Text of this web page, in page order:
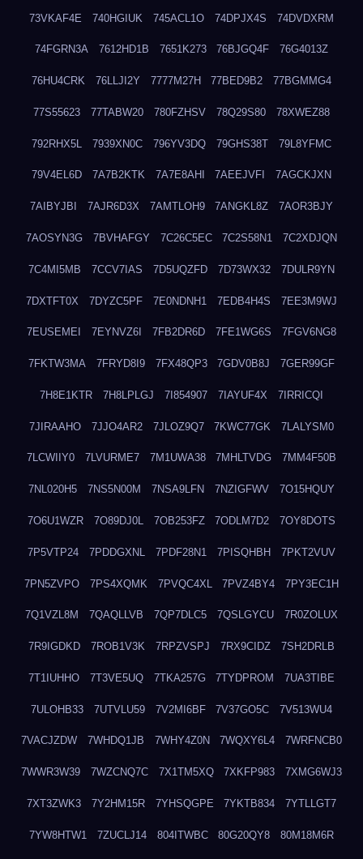
73VKAF4E 740HGIUK 745ACL1O 74DPJX4S 74DVDXRM
74FGRN3A 7612HD1B 7651K273 76BJGQ4F 76G4013Z
76HU4CRK 76LLJI2Y 7777M27H 77BED9B2 77BGMMG4
77S55623 77TABW20 780FZHSV 78Q29S80 78XWEZ88
792RHX5L 7939XN0C 796YV3DQ 79GHS38T 79L8YFMC
79V4EL6D 7A7B2KTK 7A7E8AHI 7AEEJVFI 7AGCKJXN
7AIBYJBI 7AJR6D3X 7AMTLOH9 7ANGKL8Z 7AOR3BJY
7AOSYN3G 7BVHAFGY 7C26C5EC 7C2S58N1 7C2XDJQN
7C4MI5MB 7CCV7IAS 7D5UQZFD 7D73WX32 7DULR9YN
7DXTFT0X 7DYZC5PF 7E0NDNH1 7EDB4H4S 7EE3M9WJ
7EUSEMEI 7EYNVZ6I 7FB2DR6D 7FE1WG6S 7FGV6NG8
7FKTW3MA 7FRYD8I9 7FX48QP3 7GDV0B8J 7GER99GF
7H8E1KTR 7H8LPLGJ 7I854907 7IAYUF4X 7IRRICQI
7JIRAAHO 7JJO4AR2 7JLOZ9Q7 7KWC77GK 7LALYSM0
7LCWIIY0 7LVURME7 7M1UWA38 7MHLTVDG 7MM4F50B
7NL020H5 7NS5N00M 7NSA9LFN 7NZIGFWV 7O15HQUY
7O6U1WZR 7O89DJ0L 7OB253FZ 7ODLM7D2 7OY8DOTS
7P5VTP24 7PDDGXNL 7PDF28N1 7PISQHBH 7PKT2VUV
7PN5ZVPO 7PS4XQMK 7PVQC4XL 7PVZ4BY4 7PY3EC1H
7Q1VZL8M 7QAQLLVB 7QP7DLC5 7QSLGYCU 7R0ZOLUX
7R9IGDKD 7ROB1V3K 7RPZVSPJ 7RX9CIDZ 7SH2DRLB
7T1IUHHO 7T3VE5UQ 7TKA257G 7TYDPROM 7UA3TIBE
7ULOHB33 7UTVLU59 7V2MI6BF 7V37GO5C 7V513WU4
7VACJZDW 7WHDQ1JB 7WHY4Z0N 7WQXY6L4 7WRFNCB0
7WWR3W39 7WZCNQ7C 7X1TM5XQ 7XKFP983 7XMG6WJ3
7XT3ZWK3 7Y2HM15R 7YHSQGPE 7YKTB834 7YTLLGT7
7YW8HTW1 7ZUCLJ14 804ITWBC 80G20QY8 80M18M6R